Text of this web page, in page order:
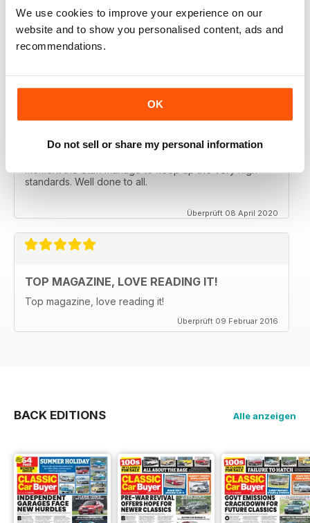
We use cookies to improve your experience on our
website and to show you personalised content, ads and
recommendations.
OK
Do not sell or share my personal information
CLASSIC CAR BUYER
Great reading well done
CLASSIC CAR BUYER
moment the Staff manage to keep up the very high
standards. Well done to all.
Überprüft 08 April 2020
TOP MAGAZINE, LOVE READING IT!
Top magazine, love reading it!
Überprüft 09 Februar 2016
BACK EDITIONS Alle anzeigen